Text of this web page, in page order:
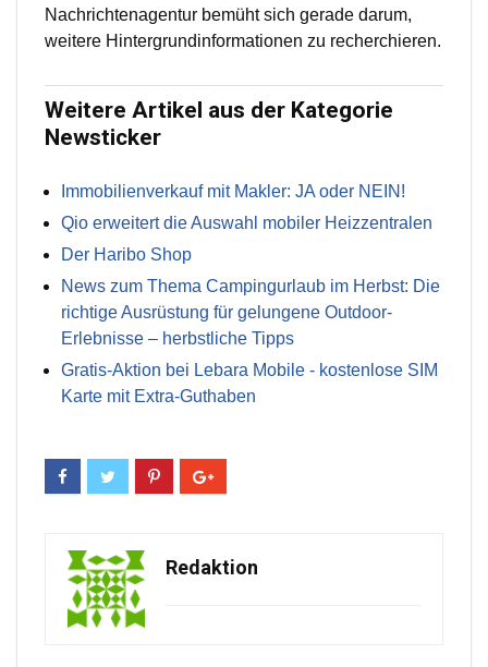
Nachrichtenagentur bemüht sich gerade darum,
weitere Hintergrundinformationen zu recherchieren.
Weitere Artikel aus der Kategorie
Newsticker
Immobilienverkauf mit Makler: JA oder NEIN!
Qio erweitert die Auswahl mobiler Heizzentralen
Der Haribo Shop
News zum Thema Campingurlaub im Herbst: Die
richtige Ausrüstung für gelungene Outdoor-
Erlebnisse – herbstliche Tipps
Gratis-Aktion bei Lebara Mobile - kostenlose SIM
Karte mit Extra-Guthaben
Redaktion